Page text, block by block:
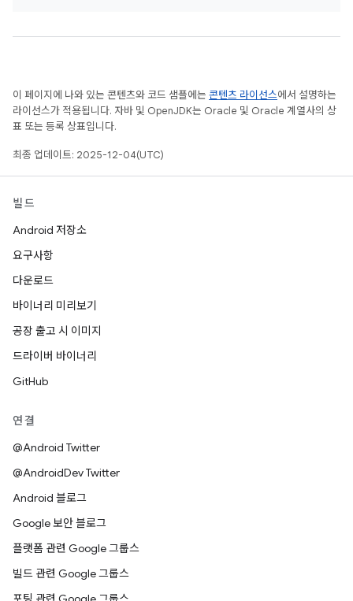
이 페이지에 나와 있는 콘텐츠와 코드 샘플에는 콘텐츠 라이선스에서 설명하는
라이선스가 적용됩니다. 자바 및 OpenJDK는 Oracle 및 Oracle 계열사의 상
표 또는 등록 상표입니다.
최종 업데이트: 2025-12-04(UTC)
빌드
Android 저장소
요구사항
다운로드
바이너리 미리보기
공장 출고 시 이미지
드라이버 바이너리
GitHub
연결
@Android Twitter
@AndroidDev Twitter
Android 블로그
Google 보안 블로그
플랫폼 관련 Google 그룹스
빌드 관련 Google 그룹스